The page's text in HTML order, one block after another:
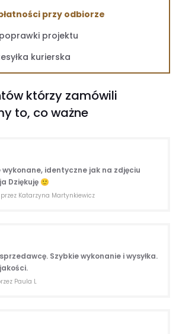
przy odbiorze
poprawki projektu
kurierska
którzy zamówili
to, co ważne
identyczne jak na zdjęciu
Dziękuję 🙂
Katarzyna Martynkiewicz
Szybkie wykonanie i wysyłka.
Paula L